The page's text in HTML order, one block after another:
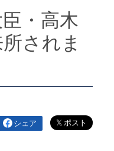
・高木
されま
シェア